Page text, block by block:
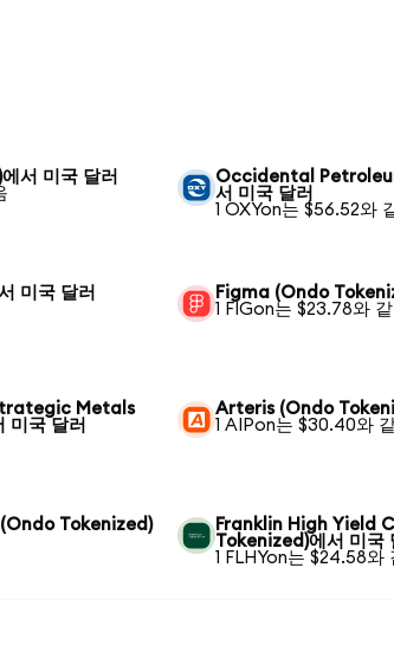
서 미국 달러
Occidental
서 미국 달러
1 OXYon는 $56.52와
미국 달러
Figma (Ondo
1 FIGon는 $23.78와
Metals
미국 달러
Arteris (Ondo
1 AIPon는 $30.40와
Tokenized)
Franklin High Yield
Tokenized)에서 미국
1 FLHYon는 $24.58와